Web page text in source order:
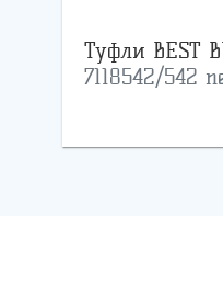
Туфли BEST
7118542/542